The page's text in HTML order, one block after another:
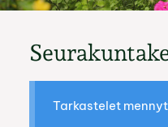
Tarkastelet